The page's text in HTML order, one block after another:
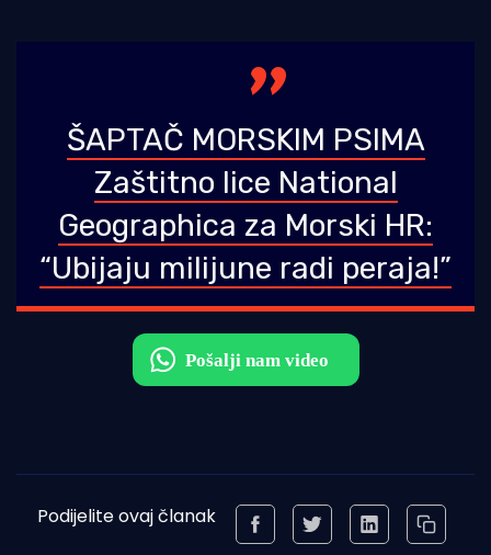
ŠAPTAČ MORSKIM PSIMA
Zaštitno lice National
Geographica za Morski HR:
“Ubijaju milijune radi peraja!”
Podijelite ovaj članak